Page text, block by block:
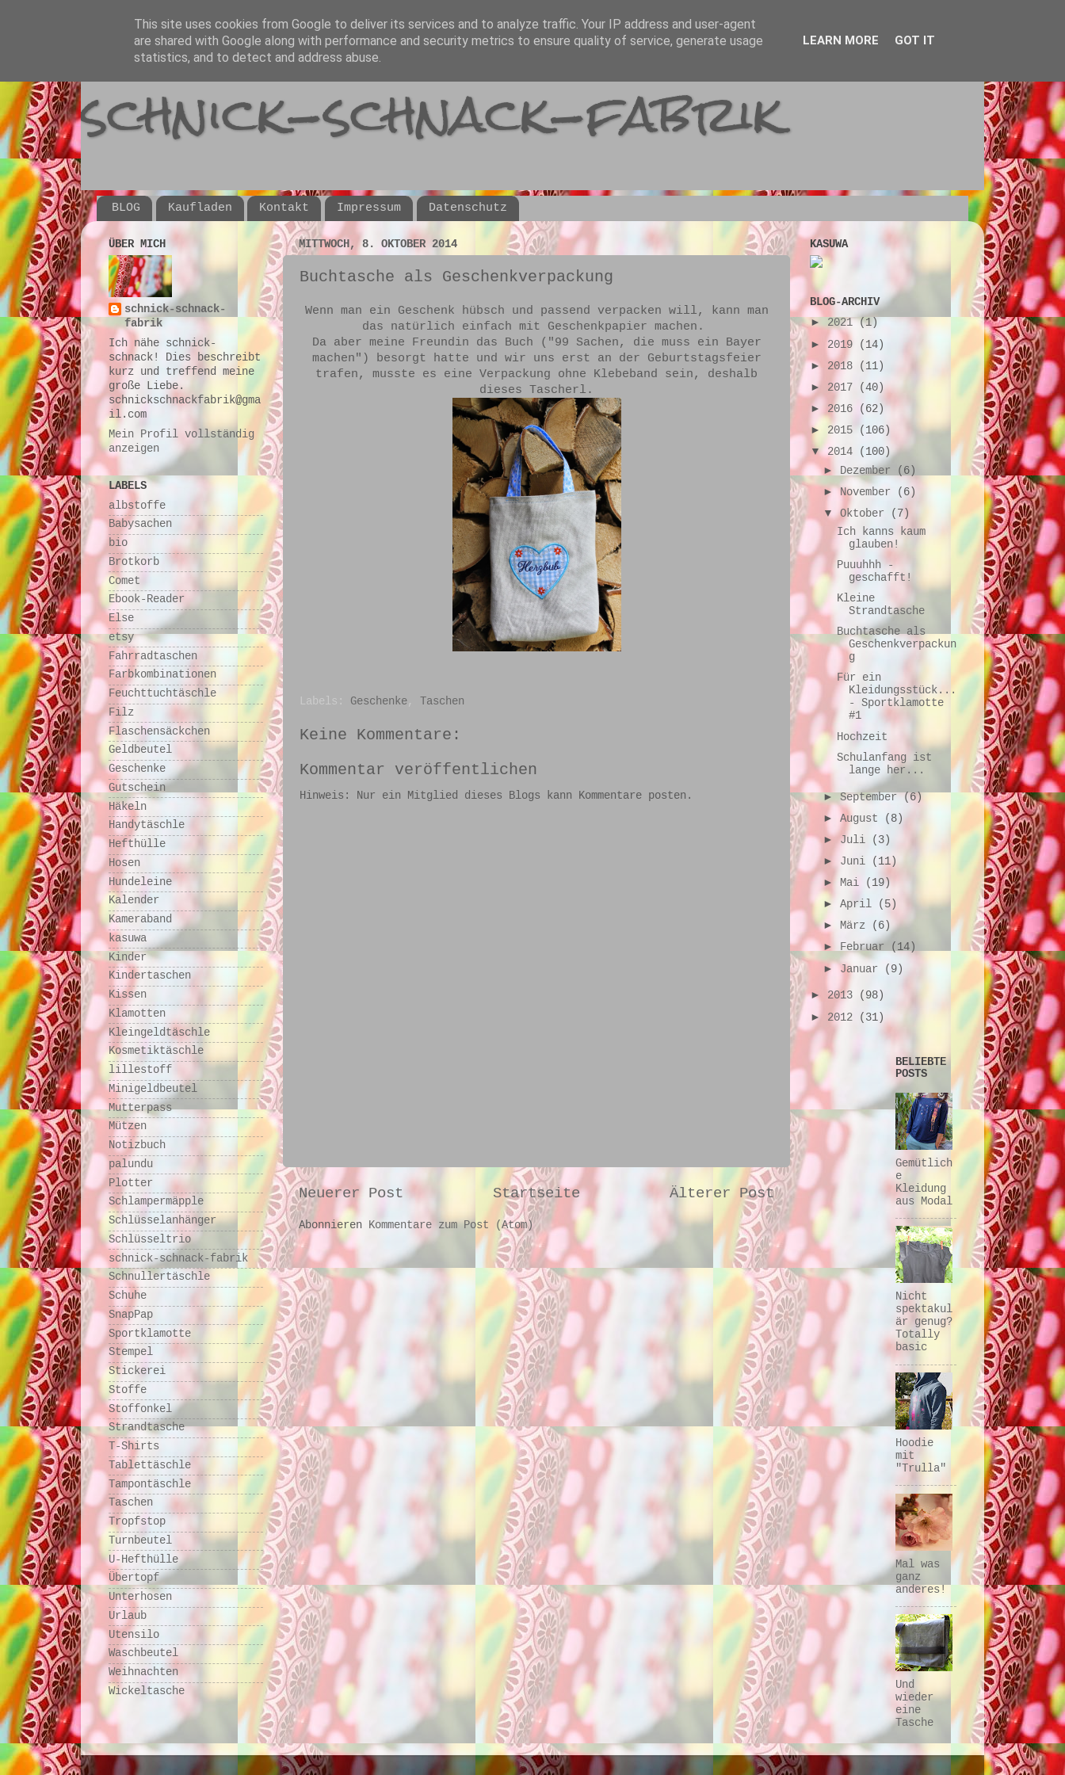
schnick-schnack-fabrik
BLOG Kaufladen Kontakt Impressum Datenschutz
MITTWOCH, 8. OKTOBER 2014
Buchtasche als Geschenkverpackung
Wenn man ein Geschenk hübsch und passend verpacken will, kann man
das natürlich einfach mit Geschenkpapier machen.
Da aber meine Freundin das Buch ("99 Sachen, die muss ein Bayer
machen") besorgt hatte und wir uns erst an der Geburtstagsfeier
trafen, musste es eine Verpackung ohne Klebeband sein, deshalb
dieses Tascherl.
Labels: Geschenke , Taschen
Keine Kommentare:
Kommentar veröffentlichen
Hinweis: Nur ein Mitglied dieses Blogs kann Kommentare posten.
Neuerer Post Älterer Post
Startseite
Abonnieren Kommentare zum Post (Atom)
ÜBER MICH
schnick-schnack-
fabrik
Ich nähe schnick-
schnack! Dies beschreibt
kurz und treffend meine
große Liebe.
schnickschnackfabrik@gma
il.com
Mein Profil vollständig
anzeigen
LABELS
albstoffe
Babysachen
bio
Brotkorb
Comet
Ebook-Reader
Else
etsy
Fahrradtaschen
Farbkombinationen
Feuchttuchtäschle
Filz
Flaschensäckchen
Geldbeutel
Geschenke
Gutschein
Häkeln
Handytäschle
Hefthülle
Hosen
Hundeleine
Kalender
Kameraband
kasuwa
Kinder
Kindertaschen
Kissen
Klamotten
Kleingeldtäschle
Kosmetiktäschle
lillestoff
Minigeldbeutel
Mutterpass
Mützen
Notizbuch
palundu
Plotter
Schlampermäpple
Schlüsselanhänger
Schlüsseltrio
schnick-schnack-fabrik
Schnullertäschle
Schuhe
SnapPap
Sportklamotte
Stempel
Stickerei
Stoffe
Stoffonkel
Strandtasche
T-Shirts
Tablettäschle
Tampontäschle
Taschen
Tropfstop
Turnbeutel
U-Hefthülle
Übertopf
Unterhosen
Urlaub
Utensilo
Waschbeutel
Weihnachten
Wickeltasche
KASUWA
BLOG-ARCHIV
► 2021(1)
► 2019
(14)
► 2018
(11)
► 2017
(40)
► 2016
(62)
► 2015
(106)
▼ 2014
(100)
►
Dezember
(6)
► November
(6)
▼Oktober
(7)
Ich kanns kaum
glauben!
Puuuhhh -
geschafft!
Kleine
Strandtasche
Buchtasche als
Geschenkverpackun
g
Für ein
Kleidungsstück...
- Sportklamotte
#1
Hochzeit
Schulanfang ist
lange her...
►September
(6)
►August
(8)
► Juli
(3)
► Juni
(11)
► Mai
(19)
►April
(5)
► März
(6)
► Februar
(14)
► Januar (9)
► 2013
(98)
► 2012 (31)
BELIEBTE
POSTS
Gemütlich
e
Kleidung
aus Modal
Nicht
spektakul
är genug?
Totally
basic
Hoodie
mit
"Trulla"
Mal was
ganz
anderes!
Und
wieder
eine
Tasche
This site uses cookies from Google to deliver its services and to analyze traffic. Your IP address and user-agent
are shared with Google along with performance and security metrics to ensure quality of service, generate usage
statistics, and to detect and address abuse.
LEARN MORE GOT IT